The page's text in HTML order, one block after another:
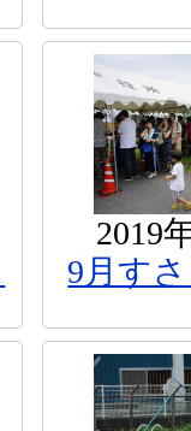
2019
9月す